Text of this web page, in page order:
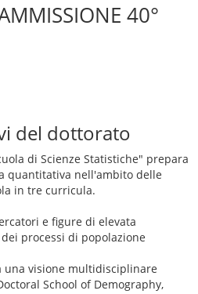
40°
del dottorato
di Scienze Statistiche" prepara
quantitativa nell'ambito delle
in tre curricula.
e figure di elevata
processi di popolazione
una visione multidisciplinare
School of Demography,